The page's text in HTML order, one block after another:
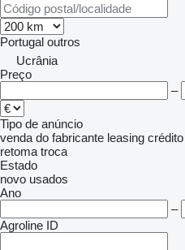
Portugal outros
Ucrânia
Preço
–
Tipo de anúncio
venda do fabricante leasing crédito
retoma troca
Estado
novo usados
Ano
–
Agroline ID